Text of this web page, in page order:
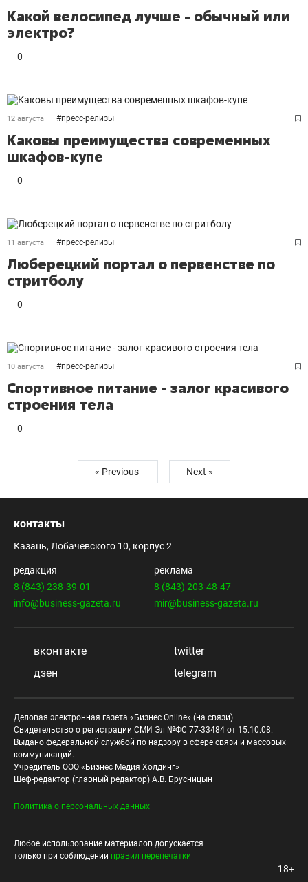
Какой велосипед лучше - обычный или
электро?
0
12 августа #пресс-релизы
Каковы преимущества современных
шкафов-купе
0
11 августа #пресс-релизы
Люберецкий портал о первенстве по
стритболу
0
10 августа #пресс-релизы
Спортивное питание - залог красивого
строения тела
0
« Previous Next »
контакты
Казань, Лобачевского 10, корпус 2
редакция
8 (843) 238-39-01
info@business-gazeta.ru
реклама
8 (843) 203-48-47
mir@business-gazeta.ru
вконтакте
twitter
дзен
telegram
Деловая электронная газета «Бизнес Online» (на связи).
Свидетельство о регистрации СМИ Эл №ФС 77-33484 от 15.10.08.
Выдано федеральной службой по надзору в сфере связи и массовых
коммуникаций.
Учредитель ООО «Бизнес Медия Холдинг»
Шеф-редактор (главный редактор) А.В. Брусницын
Политика о персональных данных
Любое использование материалов допускается
только при соблюдении правил перепечатки
18+